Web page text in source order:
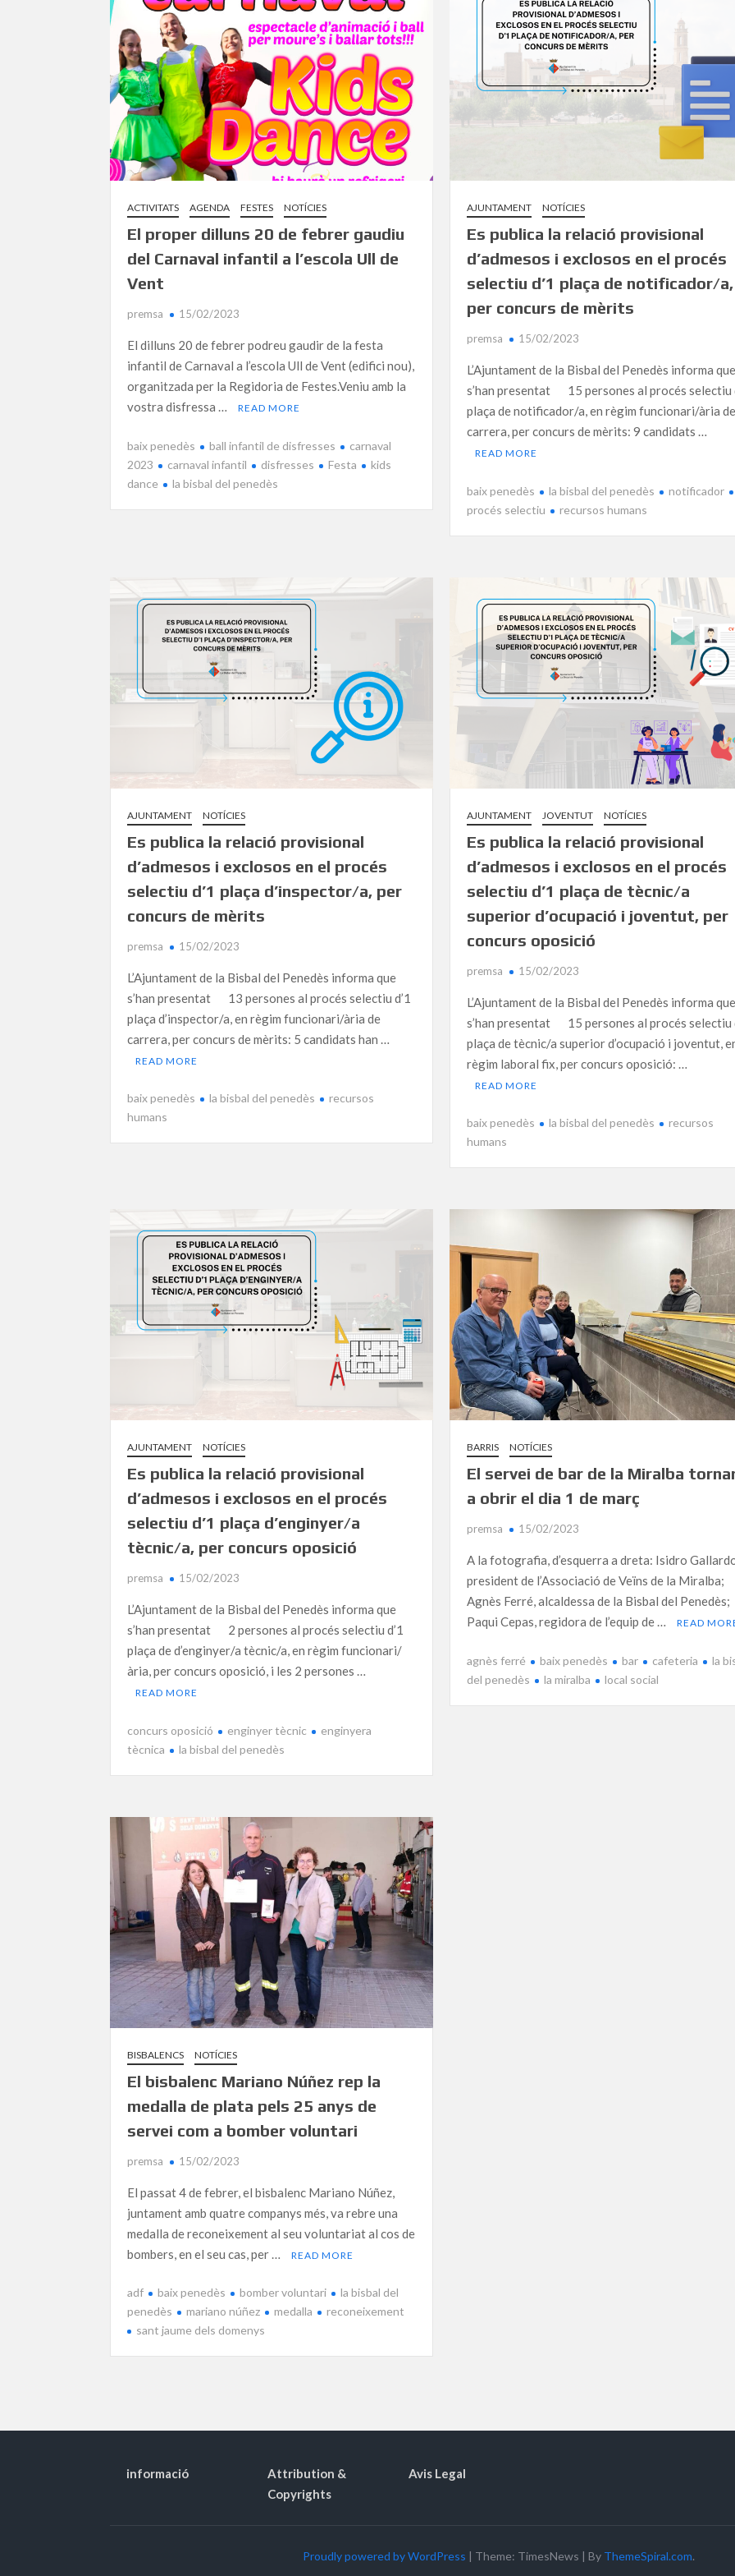
ACTIVITATS AGENDA FESTES NOTÍCIES
El proper dilluns 20 de febrer gaudiu
del Carnaval infantil a l’escola Ull de
Vent
premsa 15/02/2023
El dilluns 20 de febrer podreu gaudir de la festa
infantil de Carnaval a l’escola Ull de Vent (edifici nou),
organitzada per la Regidoria de Festes.Veniu amb la
vostra disfressa …
READ MORE
baix penedès ball infantil de disfresses
carnaval
2023
carnaval infantil disfresses Festa
kids
dance
la bisbal del penedès
AJUNTAMENT NOTÍCIES
Es publica la relació provisional
d’admesos i exclosos en el procés
selectiu d’1 plaça de notificador/a,
per concurs de mèrits
premsa 15/02/2023
L’Ajuntament de la Bisbal del Penedès informa que
s’han presentat 15 persones al procés selectiu
plaça de notificador/a, en règim funcionari/ària de
carrera, per concurs de mèrits: 9 candidats …
READ MORE
baix penedès la bisbal del penedès
notificador
procés selectiu
recursos humans
AJUNTAMENT NOTÍCIES
Es publica la relació provisional
d’admesos i exclosos en el procés
selectiu d’1 plaça d’inspector/a, per
concurs de mèrits
premsa 15/02/2023
L’Ajuntament de la Bisbal del Penedès informa que
s’han presentat 13 persones al procés selectiu d’1
plaça d’inspector/a, en règim funcionari/ària de
carrera, per concurs de mèrits: 5 candidats han …
READ MORE
baix penedès la bisbal del penedès
recursos
humans
AJUNTAMENT JOVENTUT NOTÍCIES
Es publica la relació provisional
d’admesos i exclosos en el procés
selectiu d’1 plaça de tècnic/a
superior d’ocupació i joventut, per
concurs oposició
premsa 15/02/2023
L’Ajuntament de la Bisbal del Penedès informa que
s’han presentat 15 persones al procés selectiu
plaça de tècnic/a superior d’ocupació i joventut,
règim laboral fix, per concurs oposició: …
READ MORE
baix penedès la bisbal del penedès
recursos
humans
AJUNTAMENT NOTÍCIES
Es publica la relació provisional
d’admesos i exclosos en el procés
selectiu d’1 plaça d’enginyer/a
tècnic/a, per concurs oposició
premsa 15/02/2023
L’Ajuntament de la Bisbal del Penedès informa que
s’han presentat 2 persones al procés selectiu d’1
plaça de d’enginyer/a tècnic/a, en règim funcionari/
ària, per concurs oposició, i les 2 persones …
READ MORE
concurs oposició enginyer tècnic
enginyera
tècnica
la bisbal del penedès
BARRIS NOTÍCIES
El servei de bar de la Miralba
a obrir el dia 1 de març
premsa 15/02/2023
A la fotografia, d’esquerra a dreta: Isidro
president de l’Associació de Veïns de la Miralba;
Agnès Ferré, alcaldessa de la Bisbal del Penedès;
Paqui Cepas, regidora de l’equip de …
READ
agnès ferré baix penedès bar cafeteria
la
del penedès
la miralba local social
BISBALENCS NOTÍCIES
El bisbalenc Mariano Núñez rep la
medalla de plata pels 25 anys de
servei com a bomber voluntari
premsa 15/02/2023
El passat 4 de febrer, el bisbalenc Mariano Núñez,
juntament amb quatre companys més, va rebre una
medalla de reconeixement al seu voluntariat al cos de
bombers, en el seu cas, per …
READ MORE
adf baix penedès bomber voluntari
la bisbal del
penedès
mariano núñez medalla
reconeixement
sant jaume dels domenys
informació
Attribution &
Copyrights
Avis Legal
Proudly powered by WordPress | Theme: TimesNews | By ThemeSpiral.com.